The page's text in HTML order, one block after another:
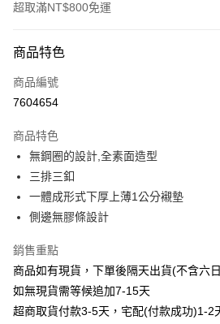
超取滿NT$800免運
信用卡一次付款
信用卡分期付款
合作金庫商業銀行
華南商業銀行
上海商業儲蓄銀行
國泰世華商業銀行
臺灣中小企業銀行
聯邦商業銀行
元大商業銀行
永
星
台新國際商業銀行
台灣樂天信用卡公司
6 期 0 利率 每期
華南商業銀行
上海商業儲蓄銀行
國泰世華商業銀行
匯豐（台灣）商業銀行
聯邦商業銀行
遠東
元大商業銀行
玉山商業銀行
星
超商取貨付款
LINE Pay
街口支付
悠遊付
商品特色
商品編號
7604654
商品特色
無鋼圈的設計,全素面造型
三排三釦
一體成形式下厚上薄1公分襯墊
側邊無膠條設計
銷售重點
商品如有現貨，下單後隔天出貨(不含六
如無現貨需等候追加7-15天
超商取貨付款3-5天，宅配(付款成功)1-2